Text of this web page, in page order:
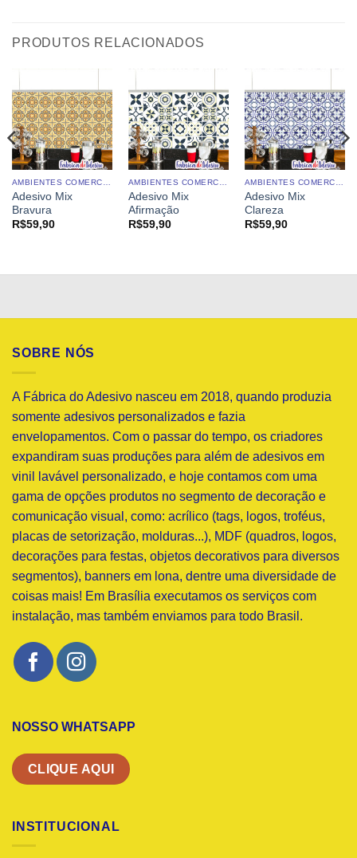
PRODUTOS RELACIONADOS
AMBIENTES COMERCIAIS
Adesivo Mix
Bravura
R$59,90
AMBIENTES COMERCIAIS
Adesivo Mix
Afirmação
R$59,90
AMBIENTES COMERCIAIS
Adesivo Mix
Clareza
R$59,90
SOBRE NÓS
A Fábrica do Adesivo nasceu em 2018, quando produzia
somente adesivos personalizados e fazia
envelopamentos. Com o passar do tempo, os criadores
expandiram suas produções para além de adesivos em
vinil lavável personalizado, e hoje contamos com uma
gama de opções produtos no segmento de decoração e
comunicação visual, como: acrílico (tags, logos, troféus,
placas de setorização, molduras...), MDF (quadros, logos,
decorações para festas, objetos decorativos para diversos
segmentos), banners em lona, dentre uma diversidade de
coisas mais! Em Brasília executamos os serviços com
instalação, mas também enviamos para todo Brasil.
NOSSO WHATSAPP
CLIQUE AQUI
INSTITUCIONAL